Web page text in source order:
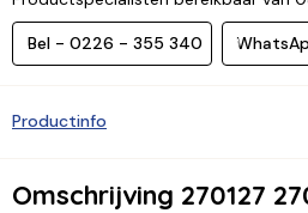
Bel - 0226 - 355 340
Productinfo
Omschrijving 270127